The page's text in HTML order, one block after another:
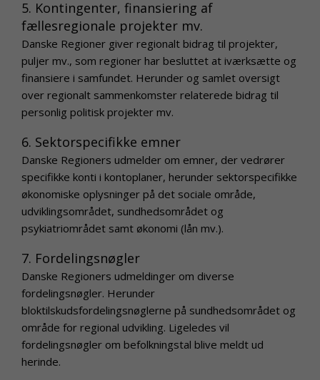
5. Kontingenter, finansiering af
fællesregionale projekter mv.
Danske Regioner giver regionalt bidrag til projekter,
puljer mv., som regioner har besluttet at iværksætte og
finansiere i samfundet. Herunder og samlet oversigt
over regionalt sammenkomster relaterede bidrag til
personlig politisk projekter mv.
6. Sektorspecifikke emner
Danske Regioners udmelder om emner, der vedrører
specifikke konti i kontoplaner, herunder sektorspecifikke
økonomiske oplysninger på det sociale område,
udviklingsområdet, sundhedsområdet og
psykiatriområdet samt økonomi (lån mv.).
7. Fordelingsnøgler
Danske Regioners udmeldinger om diverse
fordelingsnøgler. Herunder
bloktilskudsfordelingsnøglerne på sundhedsområdet og
område for regional udvikling. Ligeledes vil
fordelingsnøgler om befolkningstal blive meldt ud
herinde.